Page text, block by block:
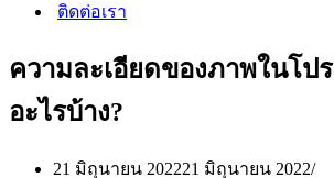
ติดต่อเรา
ความละเอียดของภาพในโป
อะไรบ้าง?
21 มิถุนายน 202221 มิถุนายน 2022